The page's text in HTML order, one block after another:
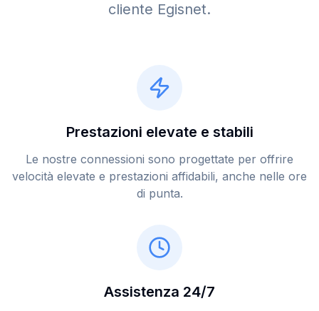
cliente Egisnet.
Prestazioni elevate e stabili
Le nostre connessioni sono progettate per offrire
velocità elevate e prestazioni affidabili, anche nelle ore
di punta.
Assistenza 24/7